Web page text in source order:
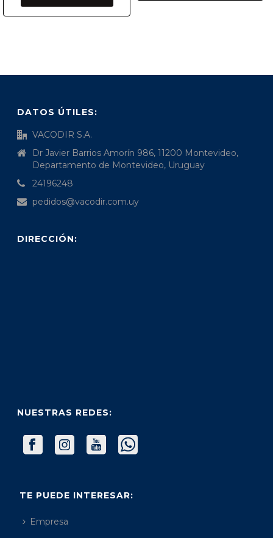
DATOS ÚTILES:
VACODIR S.A.
Dr Javier Barrios Amorín 986, 11200 Montevideo,
Departamento de Montevideo, Uruguay
24196248
pedidos@vacodir.com.uy
DIRECCIÓN:
NUESTRAS REDES:
TE PUEDE INTERESAR:
Empresa